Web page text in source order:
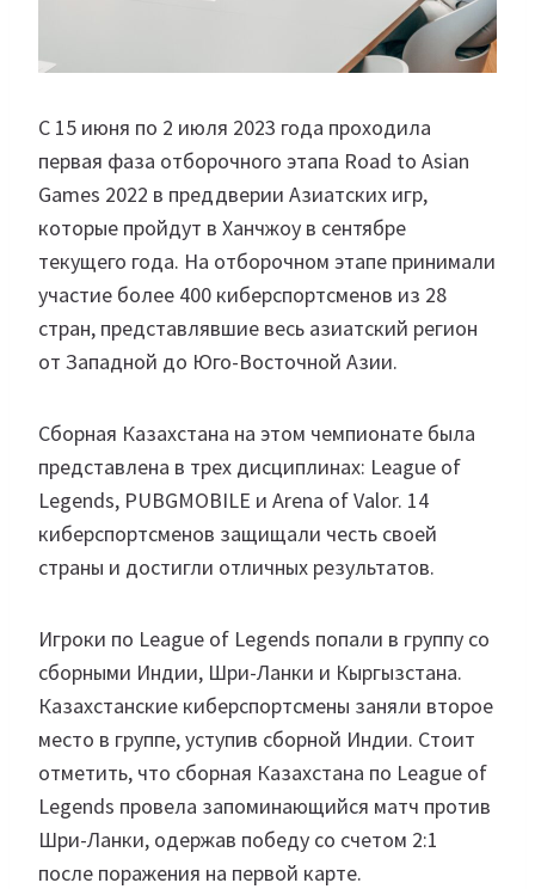
С 15 июня по 2 июля 2023 года проходила
первая фаза отборочного этапа Road to Asian
Games 2022 в преддверии Азиатских игр,
которые пройдут в Ханчжоу в сентябре
текущего года. На отборочном этапе принимали
участие более 400 киберспортсменов из 28
стран, представлявшие весь азиатский регион
от Западной до Юго-Восточной Азии.
Сборная Казахстана на этом чемпионате была
представлена в трех дисциплинах: League of
Legends, PUBGMOBILE и Arena of Valor. 14
киберспортсменов защищали честь своей
страны и достигли отличных результатов.
Игроки по League of Legends попали в группу со
сборными Индии, Шри-Ланки и Кыргызстана.
Казахстанские киберспортсмены заняли второе
место в группе, уступив сборной Индии. Стоит
отметить, что сборная Казахстана по League of
Legends провела запоминающийся матч против
Шри-Ланки, одержав победу со счетом 2:1
после поражения на первой карте.